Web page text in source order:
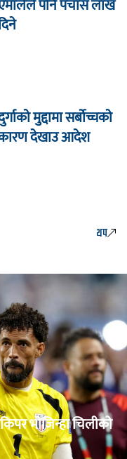
पनि पचास लाख
मुद्दामा सर्बाेच्चकाे
देखाउ आदेश
थप
भोजिन्हा चिलीको